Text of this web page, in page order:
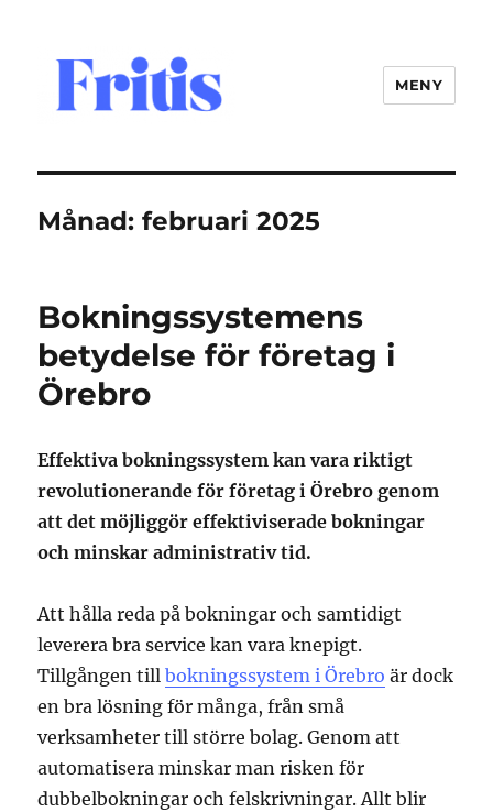
MENY
Månad:februari 2025
Bokningssystemens
betydelse för företag i
Örebro
Effektiva bokningssystem kan vara riktigt
revolutionerande för företag i Örebro genom
att det möjliggör effektiviserade bokningar
och minskar administrativ tid.
Att hålla reda på bokningar och samtidigt
leverera bra service kan vara knepigt.
Tillgången tillbokningssystem i Örebro är dock
en bra lösning för många, från små
verksamheter till större bolag. Genom att
automatisera minskar man risken för
dubbelbokningar och felskrivningar. Allt blir